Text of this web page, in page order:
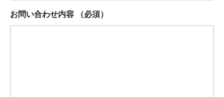
お問い合わせ内容 （必須）